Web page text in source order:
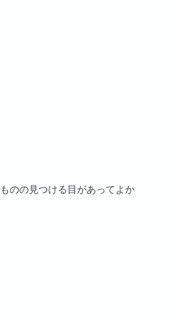
のの見つける目があってよか